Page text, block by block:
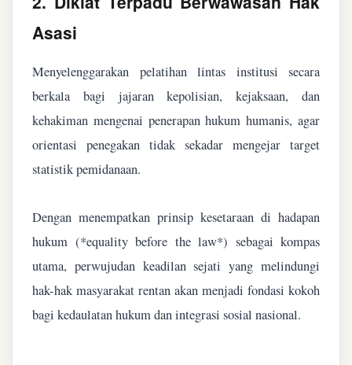
Asasi
Menyelenggarakan pelatihan lintas institusi secara
berkala bagi jajaran kepolisian, kejaksaan, dan
kehakiman mengenai penerapan hukum humanis, agar
orientasi penegakan tidak sekadar mengejar target
statistik pemidanaan.
Dengan menempatkan prinsip kesetaraan di hadapan
hukum (*equality before the law*) sebagai kompas
utama, perwujudan keadilan sejati yang melindungi
hak-hak masyarakat rentan akan menjadi fondasi kokoh
bagi kedaulatan hukum dan integrasi sosial nasional.